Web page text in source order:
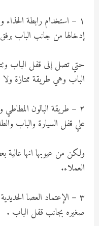
١ – استخدام رابطة الحذاء
إدخالها من جانب الباب
حتي تصل إلى قفل الباب
الباب وهي طريقة ممتازة
٢ – طريقة البالون
علي قفل السيارة والباب
ولكن من عيوبها انها
العملاء.
٣ – الإعتماد العصا
صغيره بجانب قفل الباب .